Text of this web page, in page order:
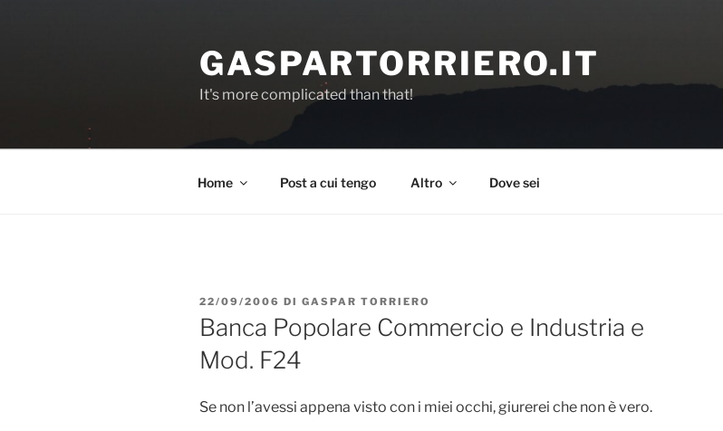
GASPARTORRIERO.IT
It's more complicated than that!
Home Post a cui tengo Altro Dove sei
PUBBLICATO
IL
22/09/2006 DI GASPAR TORRIERO
Banca Popolare Commercio e Industria e
Mod. F24
Se non l’avessi appena visto con i miei occhi, giurerei che non è vero.